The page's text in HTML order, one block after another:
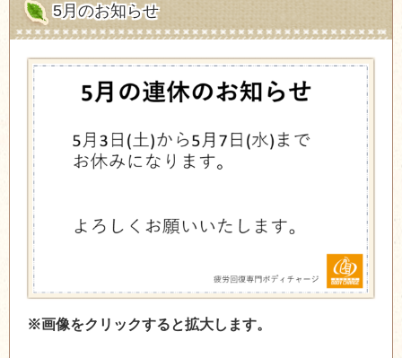
5月のお知らせ
※画像をクリックすると拡大します。